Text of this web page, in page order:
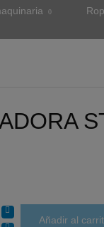
Añadir al